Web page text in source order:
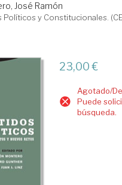
José Ramón
y Constitucionales.
23,00 €
Agotado/
Puede
búsqueda.